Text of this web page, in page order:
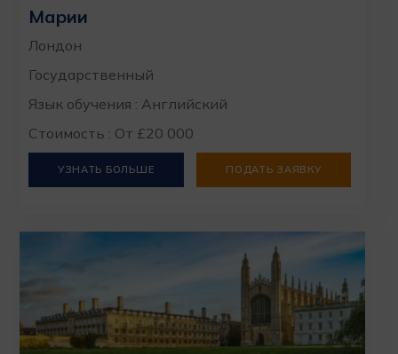
Марии
Лондон
Государственный
Язык обучения : Английский
Стоимость : От £20 000
УЗНАТЬ БОЛЬШЕ ПОДАТЬ ЗАЯВКУ